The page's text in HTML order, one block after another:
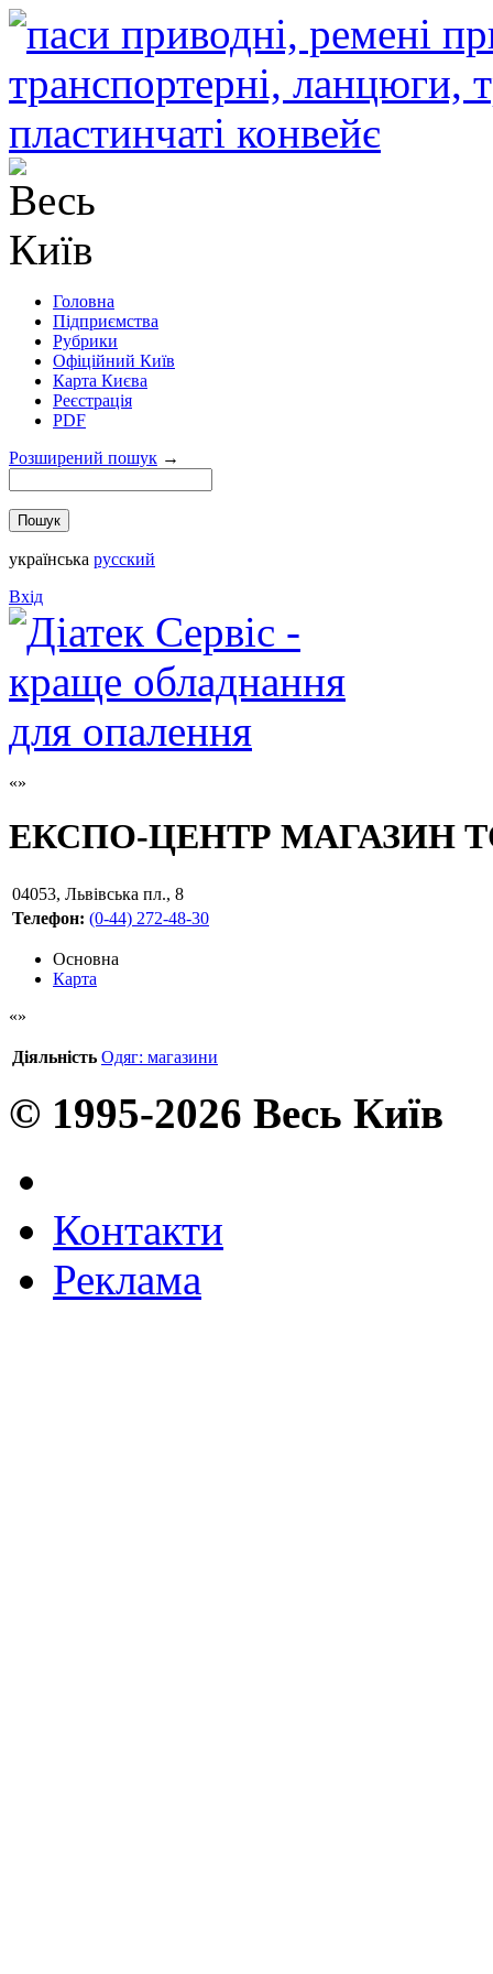
Головна
Підприємства
Рубрики
Офіційний Київ
Карта Києва
Реєстрація
PDF
Розширений пошук →
українська русский
Вхід
ЕКСПО-ЦЕНТР МАГАЗИН
04053, Львівська пл., 8
Телефон: (0-44) 272-48-30
Основна
Карта
Діяльність Одяг: магазини
© 1995-2026 Весь Київ
Контакти
Реклама